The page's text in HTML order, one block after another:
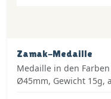
Zamak-Medaille
Medaille in den
Ø45mm, Gewicht 15g,